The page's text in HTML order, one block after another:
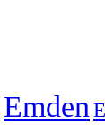
Emden